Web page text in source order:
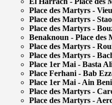
Place des Martyrs -
Place des Martyrs -
Place des Martyrs -
Benaknoun - Place des
Place des Martyrs -
Place des Martyrs -
Place 1er Mai - Basta
Place Ferhani - Bab
Place 1er Mai - Ain
Place des Martyrs -
Place des Martyrs -